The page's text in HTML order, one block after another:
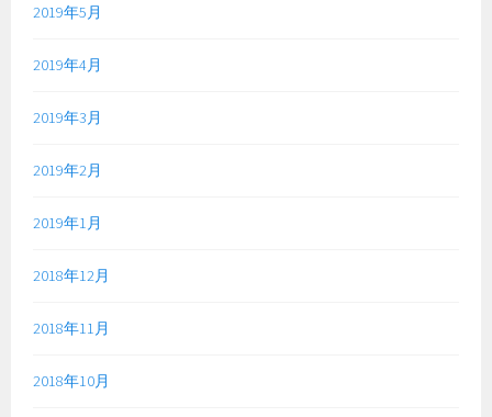
2019年5月
2019年4月
2019年3月
2019年2月
2019年1月
2018年12月
2018年11月
2018年10月